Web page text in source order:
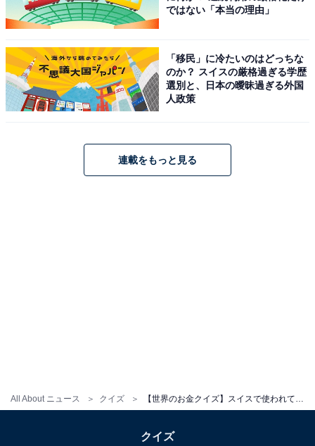
All About ニュース クイズ 【世界のお金クイズ】スイスで使われている通貨は何？ 永世中立国として有名！
ではない「本当の理由」
「移民」に冷たいのはどっちな
のか？ スイスの厳格過ぎる学歴
選別と、日本の曖昧過ぎる外国
人政策
連載をもっと見る
クイズ